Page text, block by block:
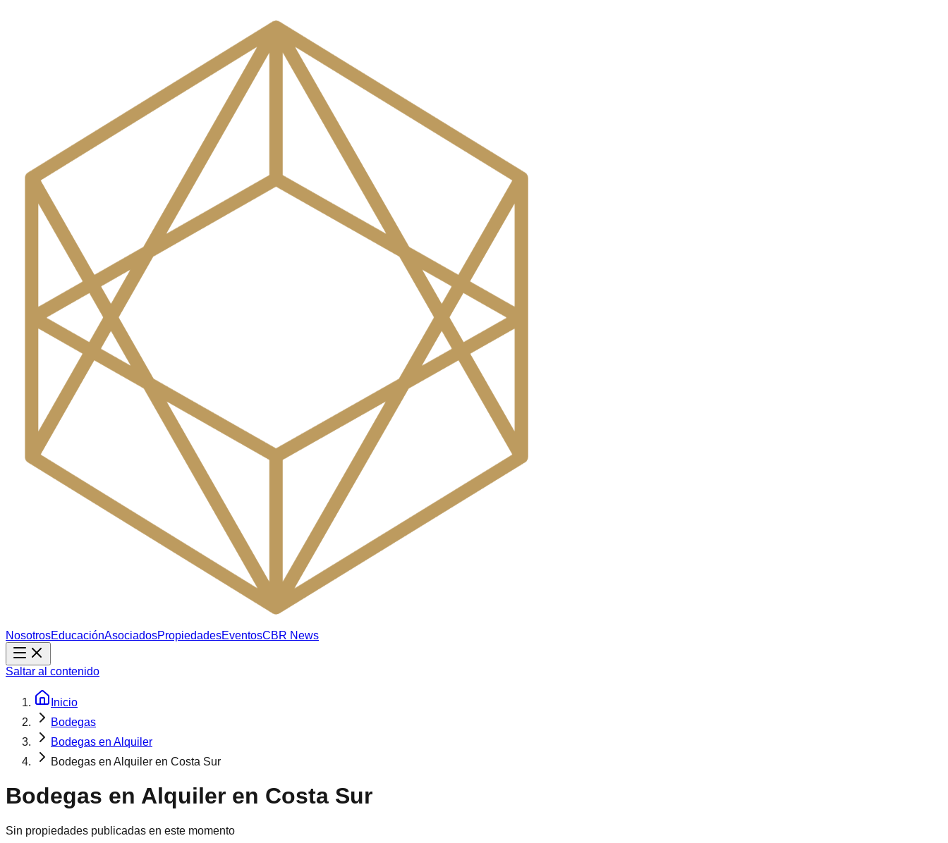
NosotrosEducaciónAsociadosPropiedadesEventosCBR News
Saltar al contenido
Inicio
Bodegas
Bodegas en Alquiler
Bodegas en Alquiler en Costa Sur
Bodegas en Alquiler en Costa Sur
Sin propiedades publicadas en este momento